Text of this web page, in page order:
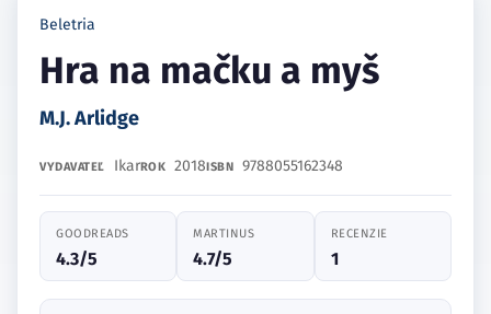
Beletria
Hra na mačku a myš
M.J. Arlidge
VYDAVATEĽ IkarROK 2018ISBN 9788055162348
GOODREADS
4.3/5
MARTINUS
4.7/5
RECENZIE
1